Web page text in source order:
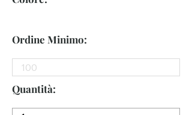
Ordine Minimo:
Quantità: